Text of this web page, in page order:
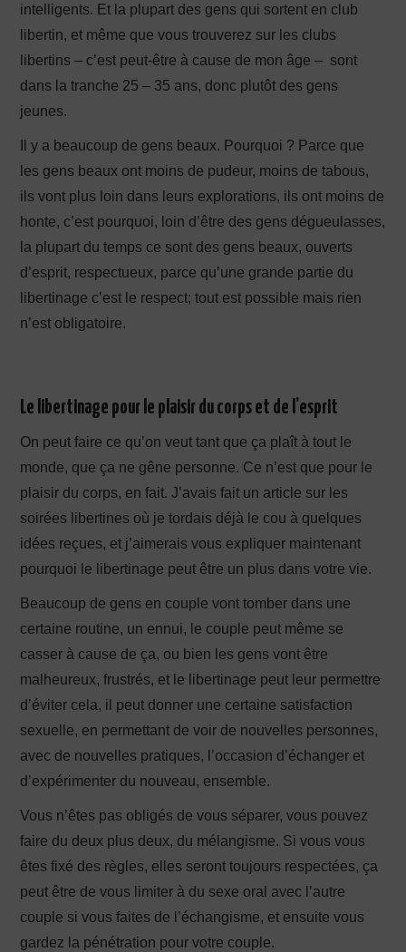
intelligents. Et la plupart des gens qui sortent en club
libertin, et même que vous trouverez sur les clubs
libertins – c’est peut-être à cause de mon âge – sont
dans la tranche 25 – 35 ans, donc plutôt des gens
jeunes.
Il y a beaucoup de gens beaux. Pourquoi ? Parce que
les gens beaux ont moins de pudeur, moins de tabous,
ils vont plus loin dans leurs explorations, ils ont moins de
honte, c’est pourquoi, loin d’être des gens dégueulasses,
la plupart du temps ce sont des gens beaux, ouverts
d’esprit, respectueux, parce qu’une grande partie du
libertinage c’est le respect; tout est possible mais rien
n’est obligatoire.
Le libertinage pour le plaisir du corps et de l’esprit
On peut faire ce qu’on veut tant que ça plaît à tout le
monde, que ça ne gêne personne. Ce n’est que pour le
plaisir du corps, en fait. J’avais fait un article sur les
soirées libertines où je tordais déjà le cou à quelques
idées reçues, et j’aimerais vous expliquer maintenant
pourquoi le libertinage peut être un plus dans votre vie.
Beaucoup de gens en couple vont tomber dans une
certaine routine, un ennui, le couple peut même se
casser à cause de ça, ou bien les gens vont être
malheureux, frustrés, et le libertinage peut leur permettre
d’éviter cela, il peut donner une certaine satisfaction
sexuelle, en permettant de voir de nouvelles personnes,
avec de nouvelles pratiques, l’occasion d’échanger et
d’expérimenter du nouveau, ensemble.
Vous n’êtes pas obligés de vous séparer, vous pouvez
faire du deux plus deux, du mélangisme. Si vous vous
êtes fixé des règles, elles seront toujours respectées, ça
peut être de vous limiter à du sexe oral avec l’autre
couple si vous faites de l’échangisme, et ensuite vous
gardez la pénétration pour votre couple.